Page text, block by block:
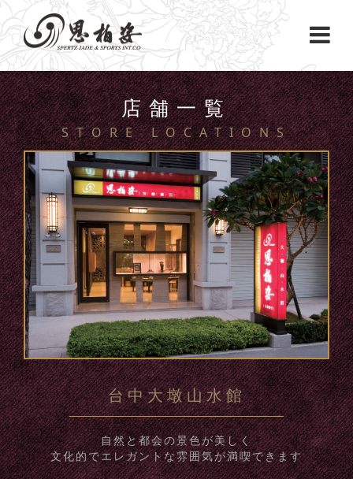
店舗一覧
STORE LOCATIONS
台中大墩山水館
自然と都会の景色が美しく
文化的でエレガントな雰囲気が満喫できます